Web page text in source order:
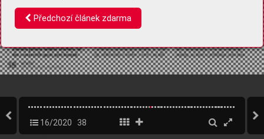
16/2020 38
Předchozí článek zdarma